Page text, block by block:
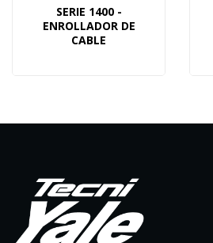
SERIE 1400 -
ENROLLADOR DE
CABLE